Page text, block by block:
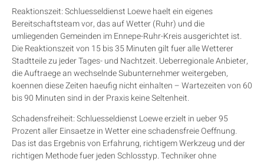
Reaktionszeit: Schluesseldienst Loewe haelt ein eigenes
Bereitschaftsteam vor, das auf Wetter (Ruhr) und die
umliegenden Gemeinden im Ennepe-Ruhr-Kreis ausgerichtet ist.
Die Reaktionszeit von 15 bis 35 Minuten gilt fuer alle Wetterer
Stadtteile zu jeder Tages- und Nachtzeit. Ueberregionale Anbieter,
die Auftraege an wechselnde Subunternehmer weitergeben,
koennen diese Zeiten haeufig nicht einhalten – Wartezeiten von 60
bis 90 Minuten sind in der Praxis keine Seltenheit.
Schadensfreiheit: Schluesseldienst Loewe erzielt in ueber 95
Prozent aller Einsaetze in Wetter eine schadensfreie Oeffnung.
Das ist das Ergebnis von Erfahrung, richtigem Werkzeug und der
richtigen Methode fuer jeden Schlosstyp. Techniker ohne